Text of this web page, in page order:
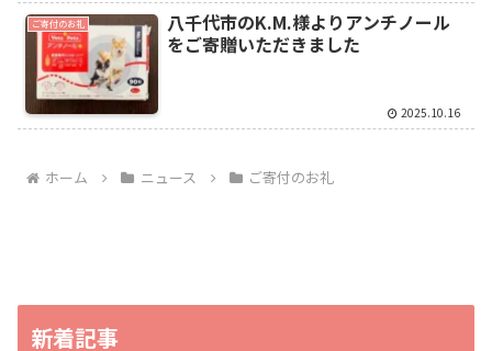
ご寄付のお礼
八千代市のK.M.様よりアンチノール
をご寄贈いただきました
2025.10.16
ホーム ニュース ご寄付のお礼
新着記事